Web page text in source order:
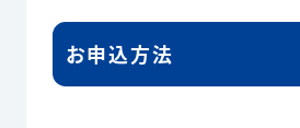
お申込方法